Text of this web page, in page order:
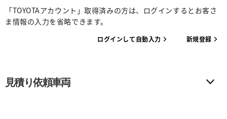
「TOYOTAアカウント」取得済みの方は、ログインするとお客さ
ま情報の入力を省略できます。
ログインして自動入力 新規登録
見積り依頼車両